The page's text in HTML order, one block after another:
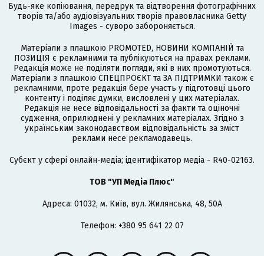
Будь-яке копіювання, передрук та відтворення фотографічних
творів та/або аудіовізуальних творів правовласника Getty
Images - суворо забороняється.
Матеріали з плашкою PROMOTED, НОВИНИ КОМПАНІЙ та
ПОЗИЦІЯ є рекламними та публікуються на правах реклами.
Редакція може не поділяти погляди, які в них промотуються.
Матеріали з плашкою СПЕЦПРОЄКТ та ЗА ПІДТРИМКИ також є
рекламними, проте редакція бере участь у підготовці цього
контенту і поділяє думки, висловлені у цих матеріалах.
Редакція не несе відповідальності за факти та оціночні
судження, оприлюднені у рекламних матеріалах. Згідно з
українським законодавством відповідальність за зміст
реклами несе рекламодавець.
Cубєкт у сфері онлайн-медіа; ідентифікатор медіа - R40-02163.
ТОВ "УП Медіа Плюс"
Адреса: 01032, м. Київ, вул. Жилянська, 48, 50А
Телефон: +380 95 641 22 07